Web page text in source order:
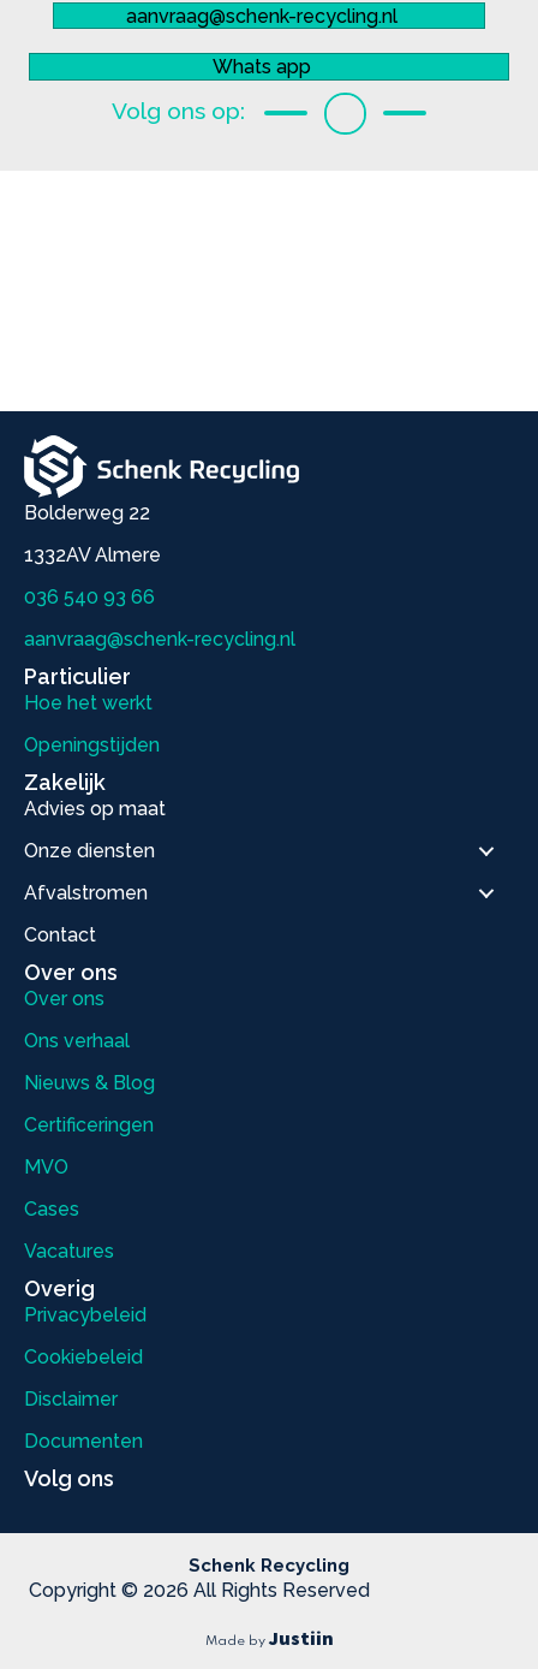
aanvraag@schenk-recycling.nl
Whats app
Linkedin
Facebook
Bolderweg 22
1332AV Almere
036 540 93 66
aanvraag@schenk-recycling.nl
Particulier
Hoe het werkt
Openingstijden
Zakelijk
Advies op maat
Onze diensten
Afvalstromen
Contact
Over ons
Over ons
Ons verhaal
Nieuws & Blog
Certificeringen
MVO
Cases
Vacatures
Overig
Privacybeleid
Cookiebeleid
Disclaimer
Documenten
Volg ons
Schenk Recycling
Copyright © 2026 All Rights Reserved
Made by Justiin